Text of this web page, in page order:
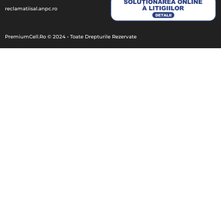
reclamatiisal.anpc.ro
PremiumCell.Ro © 2024 • Toate Drepturile Rezervate